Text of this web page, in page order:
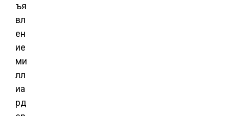
ъя
вл
ен
ие
ми
лл
иа
рд